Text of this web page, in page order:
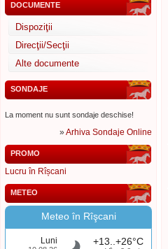
DOCUMENTE
Dispoziţii
Direcţii/Secţii
Alte documente
SONDAJE
La moment nu sunt sondaje deschise!
»Arhiva Sondaje Online
PROMO
Lucru în Rîșcani
METEO
Meteo în Rîşcani
Luni +13..+26°C